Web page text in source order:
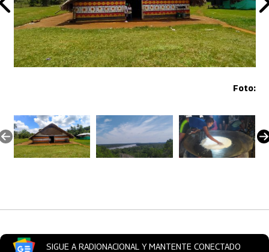
SIGUE A RADIONACIONAL Y MANTENTE CONECTADO